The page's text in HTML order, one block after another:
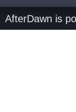
AfterDawn is